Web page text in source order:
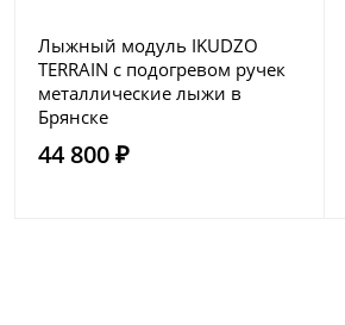
Лыжный модуль IKUDZO
TERRAIN с подогревом ручек
металлические лыжи в
Брянске
44 800 ₽